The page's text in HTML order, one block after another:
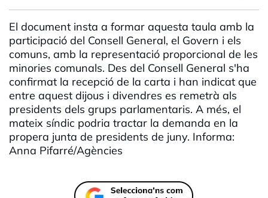
El document insta a formar aquesta taula amb la
participació del Consell General, el Govern i els
comuns, amb la representació proporcional de les
minories comunals. Des del Consell General s'ha
confirmat la recepció de la carta i han indicat que
entre aquest dijous i divendres es remetrà als
presidents dels grups parlamentaris. A més, el
mateix síndic podria tractar la demanda en la
propera junta de presidents de juny. Informa:
Anna Pifarré/Agències